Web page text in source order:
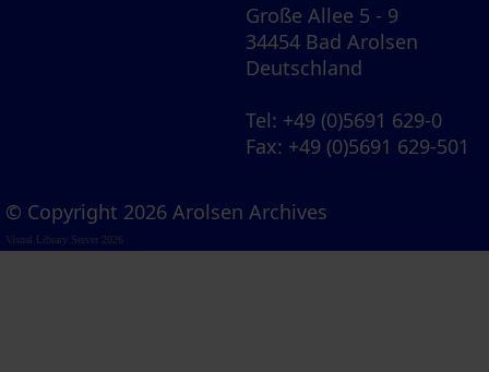
Große Allee 5 - 9
34454 Bad Arolsen
Deutschland
Tel: +49 (0)5691 629-0
Fax: +49 (0)5691 629-501
© Copyright 2026 Arolsen Archives
Visual Library Server 2026